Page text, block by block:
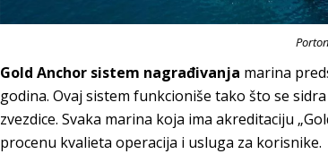
Gold Anchor sistem nagrađivanja marina
godina. Ovaj sistem funkcioniše tako što se
zvezdice. Svaka marina koja ima akreditaciju
procenu kvalieta operacija i usluga za korisnike.